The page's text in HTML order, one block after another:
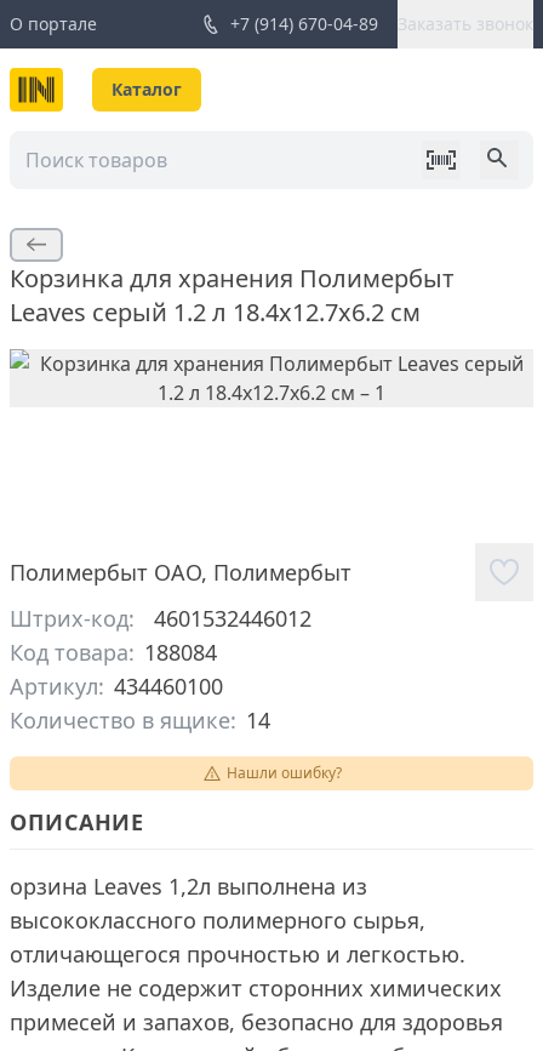
О портале +7 (914) 670-04-89 Заказать звонок
Каталог
Корзинка для хранения Полимербыт
Leaves серый 1.2 л 18.4х12.7х6.2 см
Полимербыт ОАО, Полимербыт
Штрих-код:
4601532446012
Код товара: 188084
Артикул: 434460100
Количество в ящике: 14
Нашли ошибку?
ОПИСАНИЕ
орзина Leaves 1,2л выполнена из
высококлассного полимерного сырья,
отличающегося прочностью и легкостью.
Изделие не содержит сторонних химических
примесей и запахов, безопасно для здоровья